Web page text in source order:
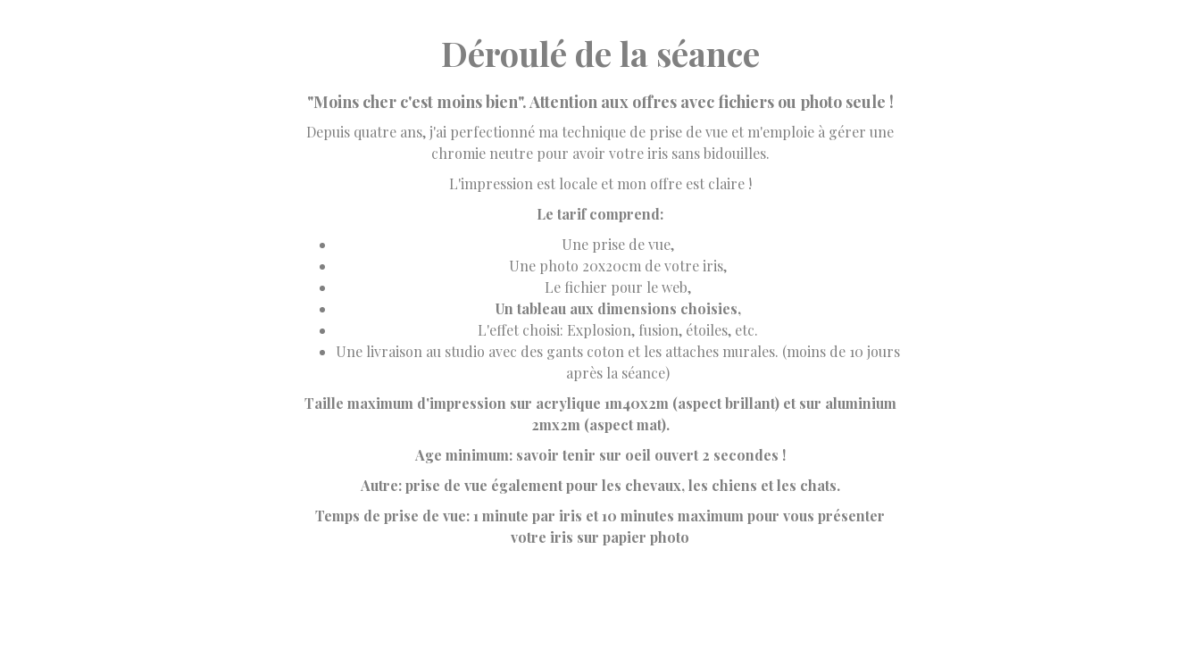
Déroulé de la séance
"Moins cher c'est moins bien". Attention aux offres avec fichiers ou photo seule !
Depuis quatre ans, j'ai perfectionné ma technique de prise de vue et m'emploie à gérer une
chromie neutre pour avoir votre iris sans bidouilles.
L'impression est locale et mon offre est claire !
Le tarif comprend:
Une prise de vue,
Une photo 20x20cm de votre iris,
Le fichier pour le web,
Un tableau aux dimensions choisies,
L'effet choisi: Explosion, fusion, étoiles, etc.
Une livraison au studio avec des gants coton et les attaches murales. (moins de 10 jours
après la séance)
Taille maximum d'impression sur acrylique 1m40x2m (aspect brillant) et sur aluminium
2mx2m (aspect mat).
Age minimum: savoir tenir sur oeil ouvert 2 secondes !
Autre: prise de vue également pour les chevaux, les chiens et les chats.
Temps de prise de vue: 1 minute par iris et 10 minutes maximum pour vous présenter
votre iris sur papier photo